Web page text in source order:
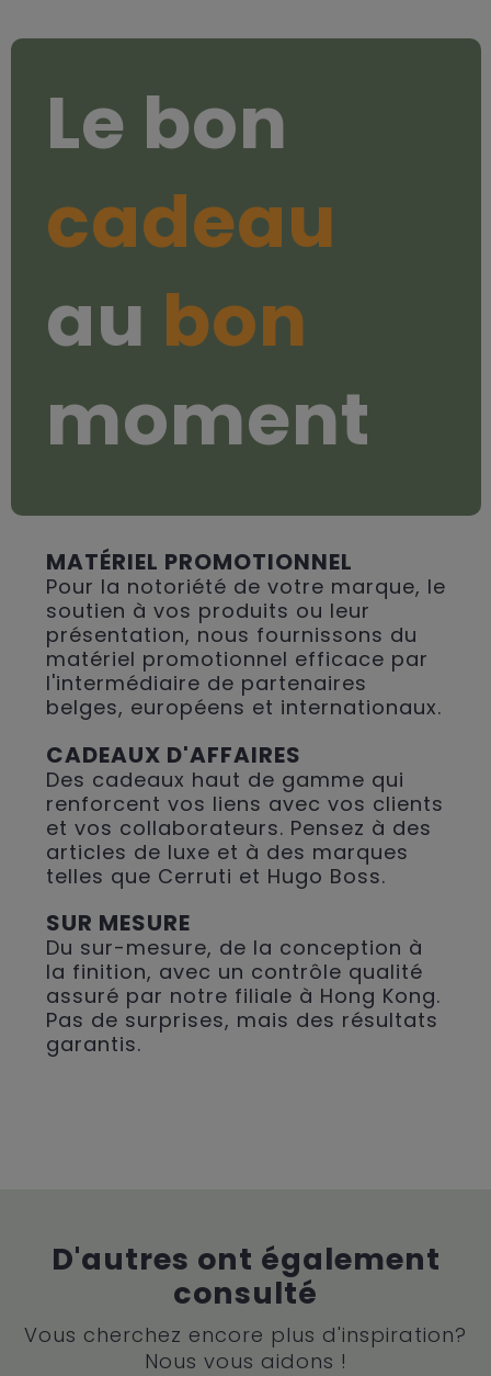
Le bon
cadeau
au bon
moment
MATÉRIEL PROMOTIONNEL
Pour la notoriété de votre marque, le
soutien à vos produits ou leur
présentation, nous fournissons du
matériel promotionnel efficace par
l'intermédiaire de partenaires
belges, européens et internationaux.
CADEAUX D'AFFAIRES
Des cadeaux haut de gamme qui
renforcent vos liens avec vos clients
et vos collaborateurs. Pensez à des
articles de luxe et à des marques
telles que Cerruti et Hugo Boss.
SUR MESURE
Du sur-mesure, de la conception à
la finition, avec un contrôle qualité
assuré par notre filiale à Hong Kong.
Pas de surprises, mais des résultats
garantis.
D'autres ont également
consulté
Vous cherchez encore plus d'inspiration?
Nous vous aidons !